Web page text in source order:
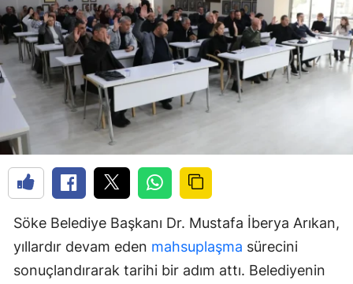
Söke Belediye Başkanı Dr. Mustafa İberya Arıkan,
yıllardır devam eden mahsuplaşma sürecini
sonuçlandırarak tarihi bir adım attı. Belediyenin